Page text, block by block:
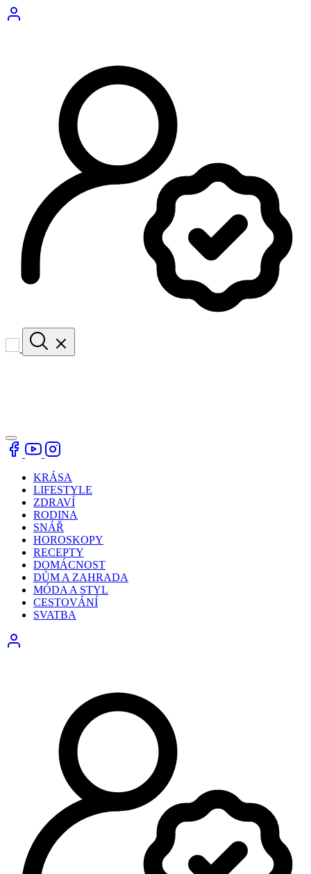
KRÁSA
LIFESTYLE
ZDRAVÍ
RODINA
SNÁŘ
HOROSKOPY
RECEPTY
DOMÁCNOST
DŮM A ZAHRADA
MÓDA A STYL
CESTOVÁNÍ
SVATBA